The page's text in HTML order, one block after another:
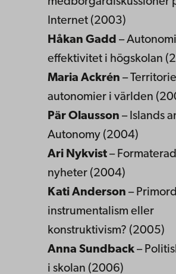
Internet (2003)
Håkan Gadd –
effektivitet i högskolan
Maria Ackrén –
autonomier i världen
Pär Olausson – Islands
Autonomy (2004)
Ari Nykvist –
nyheter (2004)
Kati Anderson –
instrumentalism eller
konstruktivism? (2005)
Anna Sundback –
i skolan (2006)